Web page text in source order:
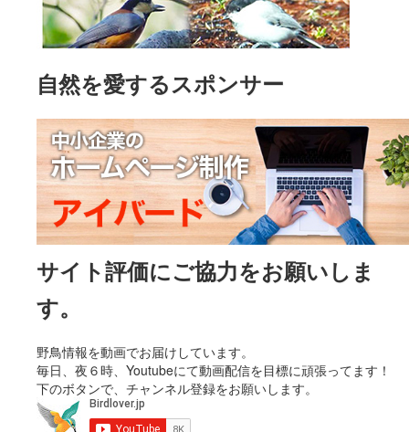
自然を愛するスポンサー
サイト評価にご協力をお願いしま
す。
野鳥情報を動画でお届けしています。
毎日、夜６時、Youtubeにて動画配信を目標に頑張ってます！
下のボタンで、チャンネル登録をお願いします。